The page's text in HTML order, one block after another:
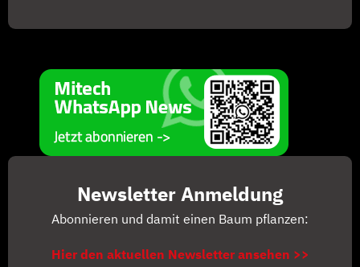
Newsletter Anmeldung
Abonnieren und damit einen Baum pflanzen:
Hier den aktuellen Newsletter ansehen >>